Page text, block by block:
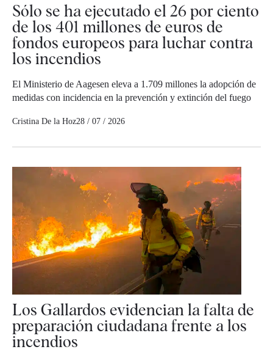
Sólo se ha ejecutado el 26 por ciento
de los 401 millones de euros de
fondos europeos para luchar contra
los incendios
El Ministerio de Aagesen eleva a 1.709 millones la adopción de
medidas con incidencia en la prevención y extinción del fuego
Cristina De la Hoz28 / 07 / 2026
Los Gallardos evidencian la falta de
preparación ciudadana frente a los
incendios